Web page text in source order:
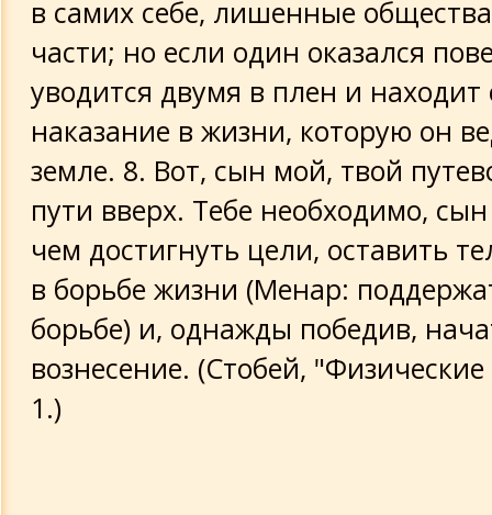
в самих себе, лишенные
части; но если один оказался
уводится двумя в плен и находит
наказание в жизни, которую он
земле. 8. Вот, сын мой, твой
пути вверх. Тебе необходимо,
чем достигнуть цели, оставить
в борьбе жизни (Менар:
борьбе) и, однажды победив,
вознесение. (Стобей, "Физические
1.)